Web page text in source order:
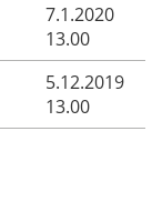
7.1.2020
13.00
5.12.2019
13.00